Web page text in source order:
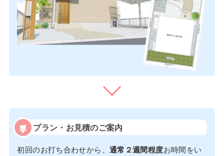
プラン・お見積のご案内
初回のお打ち合わせから、 通常２週間程度お時間をい